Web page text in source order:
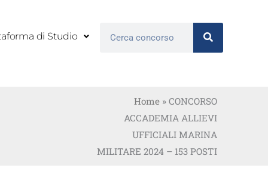
di Studio Cerca
Home» CONCORSO
ACCADEMIA ALLIEVI
UFFICIALI MARINA
MILITARE 2024 – 153 POSTI